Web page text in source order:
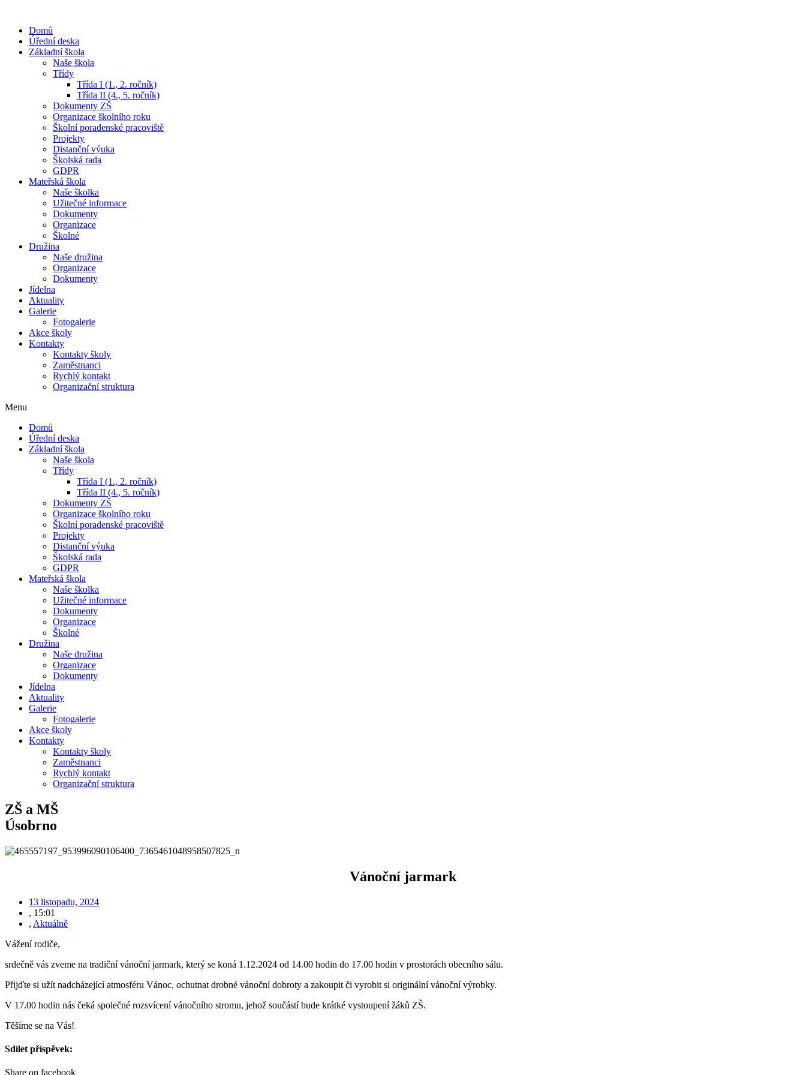
Domů
Úřední deska
Základní škola
Naše škola
Třídy
Třída I (1., 2. ročník)
Třída II (4., 5. ročník)
Dokumenty ZŠ
Organizace školního roku
Školní poradenské pracoviště
Projekty
Distanční výuka
Školská rada
GDPR
Mateřská škola
Naše školka
Užitečné informace
Dokumenty
Organizace
Školné
Družina
Naše družina
Organizace
Dokumenty
Jídelna
Aktuality
Galerie
Fotogalerie
Akce školy
Kontakty
Kontakty školy
Zaměstnanci
Rychlý kontakt
Organizační struktura
Menu
Domů
Úřední deska
Základní škola
Naše škola
Třídy
Třída I (1., 2. ročník)
Třída II (4., 5. ročník)
Dokumenty ZŠ
Organizace školního roku
Školní poradenské pracoviště
Projekty
Distanční výuka
Školská rada
GDPR
Mateřská škola
Naše školka
Užitečné informace
Dokumenty
Organizace
Školné
Družina
Naše družina
Organizace
Dokumenty
Jídelna
Aktuality
Galerie
Fotogalerie
Akce školy
Kontakty
Kontakty školy
Zaměstnanci
Rychlý kontakt
Organizační struktura
ZŠ a MŠ
Úsobrno
Vánoční jarmark
13 listopadu, 2024
, 15:01
, Aktuálně
Vážení rodiče,
srdečně vás zveme na tradiční vánoční jarmark, který se koná 1.12.2024 od 14.00 hodin do 17.00 hodin v prostorách obecního sálu.
Přijďte si užít nadcházející atmosféru Vánoc, ochutnat drobné vánoční dobroty a zakoupit či vyrobit si originální vánoční výrobky.
V 17.00 hodin nás čeká společné rozsvícení vánočního stromu, jehož součástí bude krátké vystoupení žáků ZŠ.
Těšíme se na Vás!
Sdílet příspěvek:
Share on facebook